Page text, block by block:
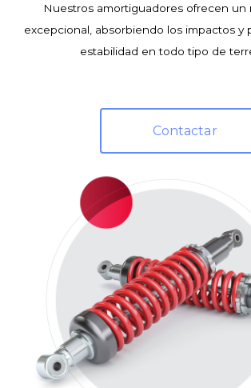
Nuestros amortiguadores ofrecen un
excepcional, absorbiendo los impactos y
estabilidad en todo tipo de
Contactar